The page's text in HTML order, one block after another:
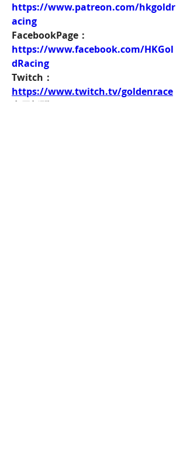
https://www.patreon.com/hkgoldr
acing
FacebookPage：
https://www.facebook.com/HKGol
dRacing
Twitch：
https://www.twitch.tv/goldenrace
賽馬新聞：